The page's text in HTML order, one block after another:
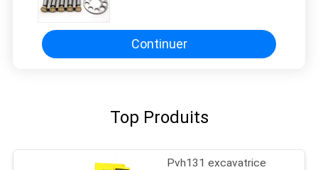
Continuer
Top Produits
Pvh131 excavatrice